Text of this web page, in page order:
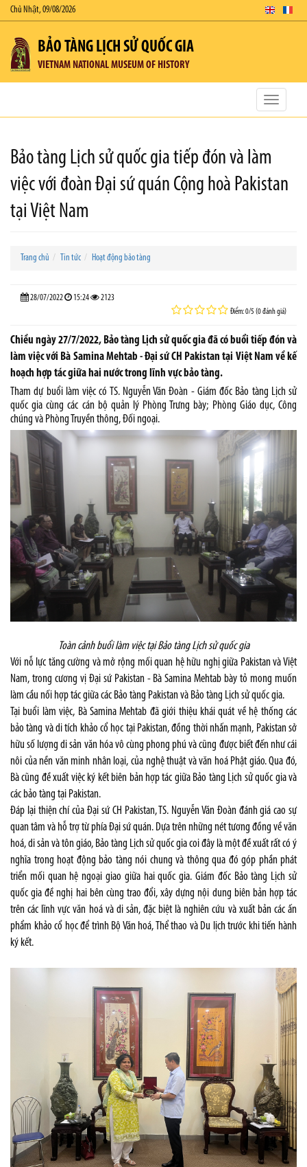
Chủ Nhật, 09/08/2026
BẢO TÀNG LỊCH SỬ QUỐC GIA
VIETNAM NATIONAL MUSEUM OF HISTORY
Toggle
Bảo tàng Lịch sử quốc gia tiếp đón và làm
việc với đoàn Đại sứ quán Cộng hoà Pakistan
tại Việt Nam
Trang chủ Tin tức Hoạt động bảo tàng
28/07/2022 15:24 2123
Điểm: 0/5 (0 đánh giá)
Chiều ngày 27/7/2022, Bảo tàng Lịch sử quốc gia đã có buổi tiếp đón và
làm việc với Bà Samina Mehtab - Đại sứ CH Pakistan tại Việt Nam về kế
hoạch hợp tác giữa hai nước trong lĩnh vực bảo tàng.
Tham dự buổi làm việc có TS. Nguyễn Văn Đoàn - Giám đốc Bảo tàng Lịch sử
quốc gia cùng các cán bộ quản lý Phòng Trưng bày; Phòng Giáo dục, Công
chúng và Phòng Truyền thông, Đối ngoại.
Toàn cảnh buổi làm việc tại Bảo tàng Lịch sử quốc gia
Với nỗ lực tăng cường và mở rộng mối quan hệ hữu nghị giữa Pakistan và Việt
Nam, trong cương vị Đại sứ Pakistan - Bà Samina Mehtab bày tỏ mong muốn
làm cầu nối hợp tác giữa các Bảo tàng Pakistan và Bảo tàng Lịch sử quốc gia.
Tại buổi làm việc, Bà Samina Mehtab đã giới thiệu khái quát về hệ thống các
bảo tàng và di tích khảo cổ học tại Pakistan, đồng thời nhấn mạnh, Pakistan sở
hữu số lượng di sản văn hóa vô cùng phong phú và cũng được biết đến như cái
nôi của nền văn minh nhân loại, của nghệ thuật và văn hoá Phật giáo. Qua đó,
Bà cũng đề xuất việc ký kết biên bản hợp tác giữa Bảo tàng Lịch sử quốc gia và
các bảo tàng tại Pakistan.
Đáp lại thiện chí của Đại sứ CH Pakistan, TS. Nguyễn Văn Đoàn đánh giá cao sự
quan tâm và hỗ trợ từ phía Đại sứ quán. Dựa trên những nét tương đồng về văn
hoá, di sản và tôn giáo, Bảo tàng Lịch sử quốc gia coi đây là một đề xuất rất có ý
nghĩa trong hoạt động bảo tàng nói chung và thông qua đó góp phần phát
triển mối quan hệ ngoại giao giữa hai quốc gia. Giám đốc Bảo tàng Lịch sử
quốc gia đề nghị hai bên cùng trao đổi, xây dựng nội dung biên bản hợp tác
trên các lĩnh vực văn hoá và di sản, đặc biệt là nghiên cứu và xuất bản các ấn
phẩm khảo cổ học để trình Bộ Văn hoá, Thể thao và Du lịch trước khi tiến hành
ký kết.